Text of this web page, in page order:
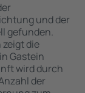
und der
gefunden.
zeigt die
Gastein
wird durch
der